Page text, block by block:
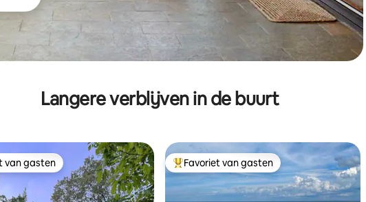
Langere verblijven in de buurt
van gasten
van gasten Topfavoriet van gasten
Favoriet van gasten